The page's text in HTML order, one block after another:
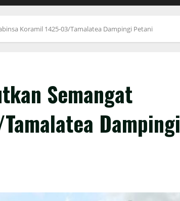
Koramil 1425-03/Tamalatea Dampingi Petani
Semangat
Dampingi